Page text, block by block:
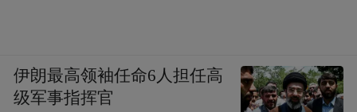
伊朗最高领袖任命6人担任高
级军事指挥官